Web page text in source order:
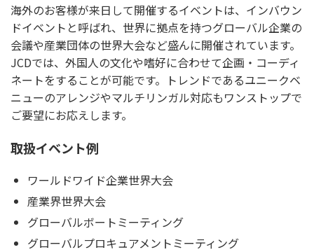
海外のお客様が来日して開催するイベントは、インバウン
ドイベントと呼ばれ、世界に拠点を持つグローバル企業の
会議や産業団体の世界大会など盛んに開催されています。
JCDでは、外国人の文化や嗜好に合わせて企画・コーディ
ネートをすることが可能です。トレンドであるユニークベ
ニューのアレンジやマルチリンガル対応もワンストップで
ご要望にお応えします。
取扱イベント例
ワールドワイド企業世界大会
産業界世界大会
グローバルボートミーティング
グローバルプロキュアメントミーティング